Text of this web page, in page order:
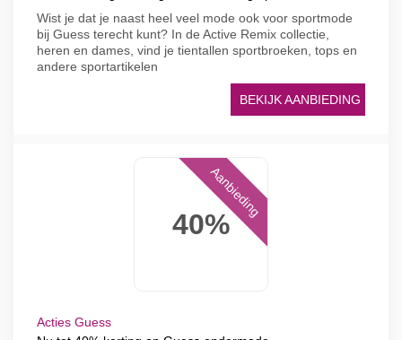
Wist je dat je naast heel veel mode ook voor sportmode
bij Guess terecht kunt? In de Active Remix collectie,
heren en dames, vind je tientallen sportbroeken, tops en
andere sportartikelen
BEKIJK AANBIEDING
40%
Aanbieding
Acties Guess